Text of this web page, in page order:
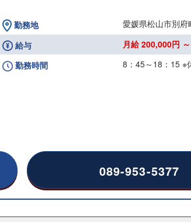
勤務地
愛媛県松山市別
給与
月給 200,000円
勤務時間
8：45～18：15 ※
089-953-5377